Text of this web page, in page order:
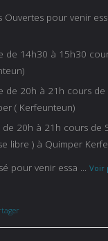
Ouvertes pour venir
de 14h30 à 15h30
de 20h à 21h cours
( Kerfeunteun)
de 20h à 21h cours de
libre ) à Quimper
pour venir essa ... Voir